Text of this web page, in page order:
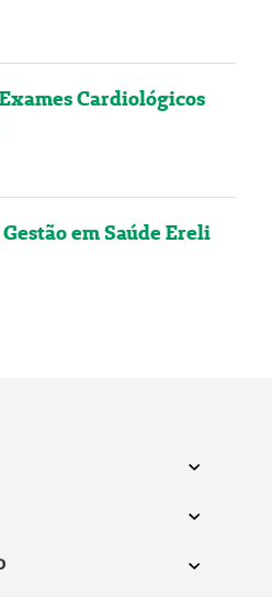
Cardiológicos
em Saúde Ereli